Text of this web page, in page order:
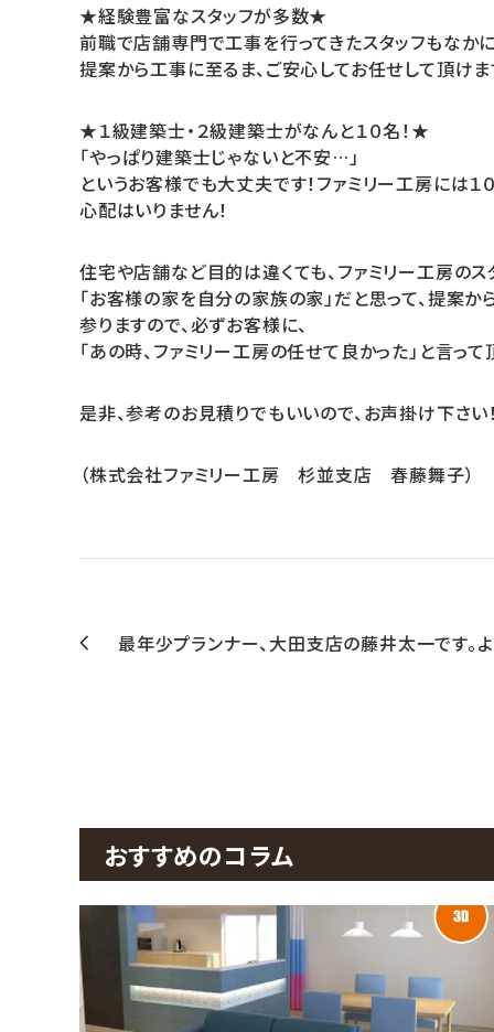
★経験豊富なスタッフが多数★
前職で店舗専門で工事を行ってきたスタッフもなか
提案から工事に至るま、ご安心してお任せして頂けま
★１級建築士・２級建築士がなんと１０名！★
「やっぱり建築士じゃないと不安…」
というお客様でも大丈夫です！ファミリー工房には１
心配はいりません！
住宅や店舗など目的は違くても、ファミリー工房のス
「お客様の家を自分の家族の家」だと思って、提案
参りますので、必ずお客様に、
「あの時、ファミリー工房の任せて良かった」と言っ
是非、参考のお見積りでもいいので、お声掛け下さい
（株式会社ファミリー工房 杉並支店 春藤舞子）
最年少プランナー、大田支店の藤井太一です。よ
おすすめのコラム